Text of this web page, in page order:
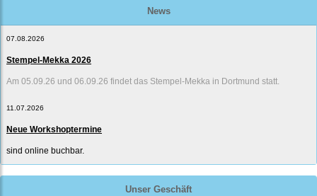
News
07.08.2026
Stempel-Mekka 2026
Am 05.09.26 und 06.09.26 findet das Stempel-Mekka in Dortmund statt.
11.07.2026
Neue Workshoptermine
sind online buchbar.
Unser Geschäft